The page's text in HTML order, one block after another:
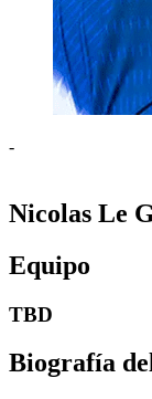
-
Nicolas Le
Equipo
TBD
Biografía